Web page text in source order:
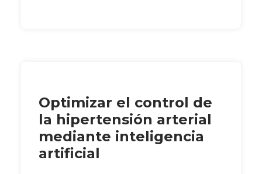
Optimizar el control de
la hipertensión arterial
mediante inteligencia
artificial